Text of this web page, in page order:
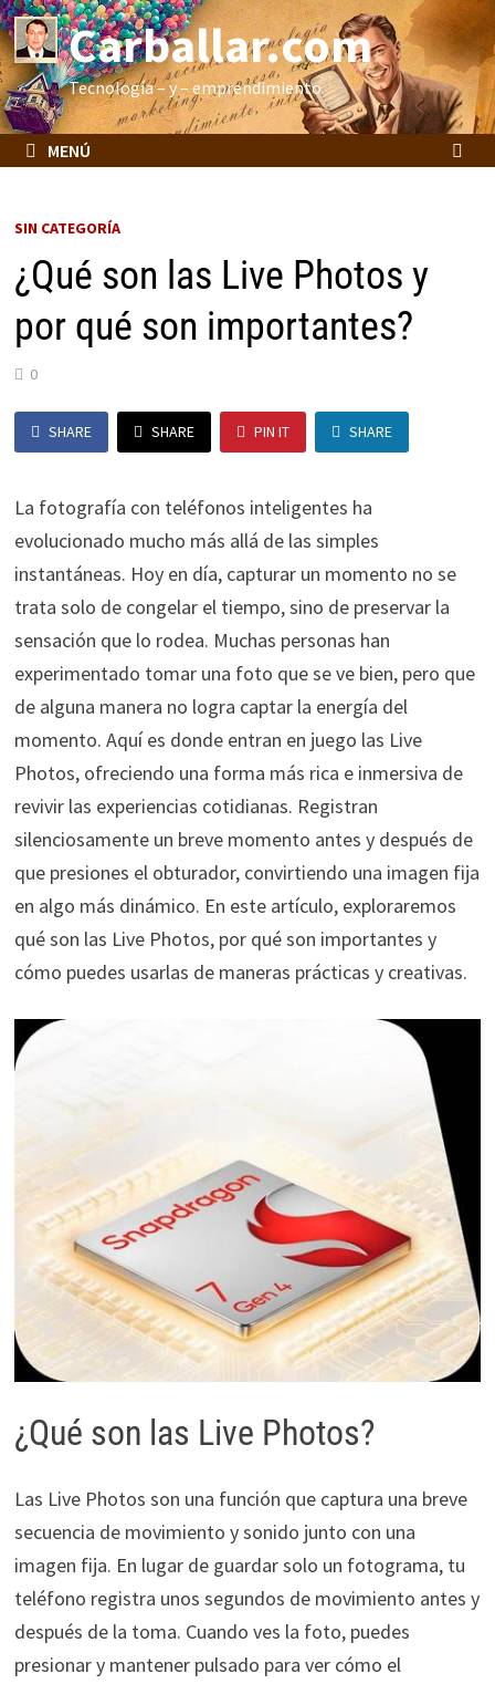
Saltar
al
contenidoCarballar.com
Tecnología – y – emprendimiento
MENÚ
SIN CATEGORÍA
¿Qué son las Live Photos y
por qué son importantes?
0
SHARE SHARE PIN IT SHARE
La fotografía con teléfonos inteligentes ha
evolucionado mucho más allá de las simples
instantáneas. Hoy en día, capturar un momento no se
trata solo de congelar el tiempo, sino de preservar la
sensación que lo rodea. Muchas personas han
experimentado tomar una foto que se ve bien, pero que
de alguna manera no logra captar la energía del
momento. Aquí es donde entran en juego las Live
Photos, ofreciendo una forma más rica e inmersiva de
revivir las experiencias cotidianas. Registran
silenciosamente un breve momento antes y después de
que presiones el obturador, convirtiendo una imagen fija
en algo más dinámico. En este artículo, exploraremos
qué son las Live Photos, por qué son importantes y
cómo puedes usarlas de maneras prácticas y creativas.
¿Qué son las Live Photos?
Las Live Photos son una función que captura una breve
secuencia de movimiento y sonido junto con una
imagen fija. En lugar de guardar solo un fotograma, tu
teléfono registra unos segundos de movimiento antes y
después de la toma. Cuando ves la foto, puedes
presionar y mantener pulsado para ver cómo el